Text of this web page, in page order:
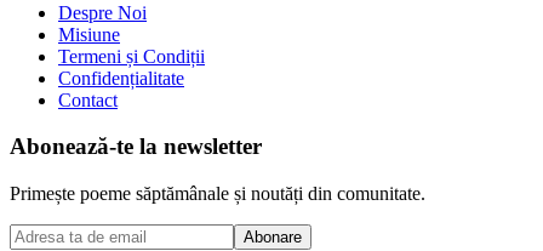
Despre Noi
Misiune
Termeni și Condiții
Confidențialitate
Contact
Abonează-te la newsletter
Primește poeme săptămânale și noutăți din comunitate.
Abonare